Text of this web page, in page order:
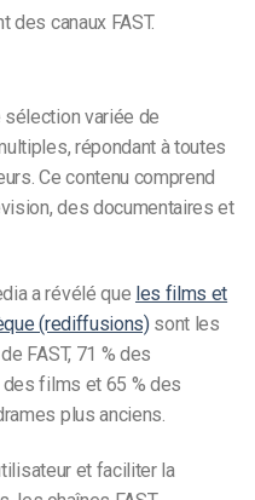
des canaux FAST.
sélection variée de
répondant à toutes
Ce contenu comprend
des documentaires et
a révélé que les films et
(rediffusions)sont les
FAST, 71 % des
films et 65 % des
plus anciens.
et faciliter la